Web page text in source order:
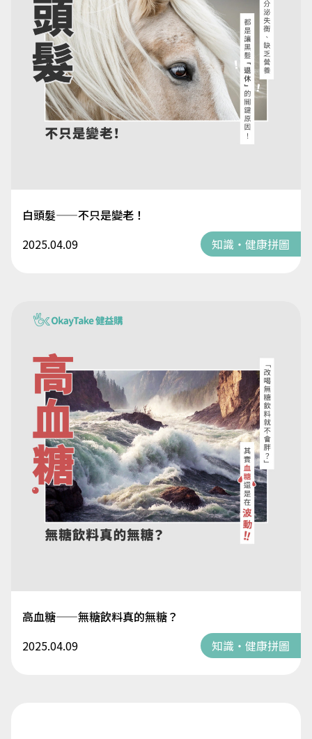
白頭髮——不只是變老！
2025.04.09
知識・健康拼圖
高血糖——無糖飲料真的無糖？
2025.04.09
知識・健康拼圖